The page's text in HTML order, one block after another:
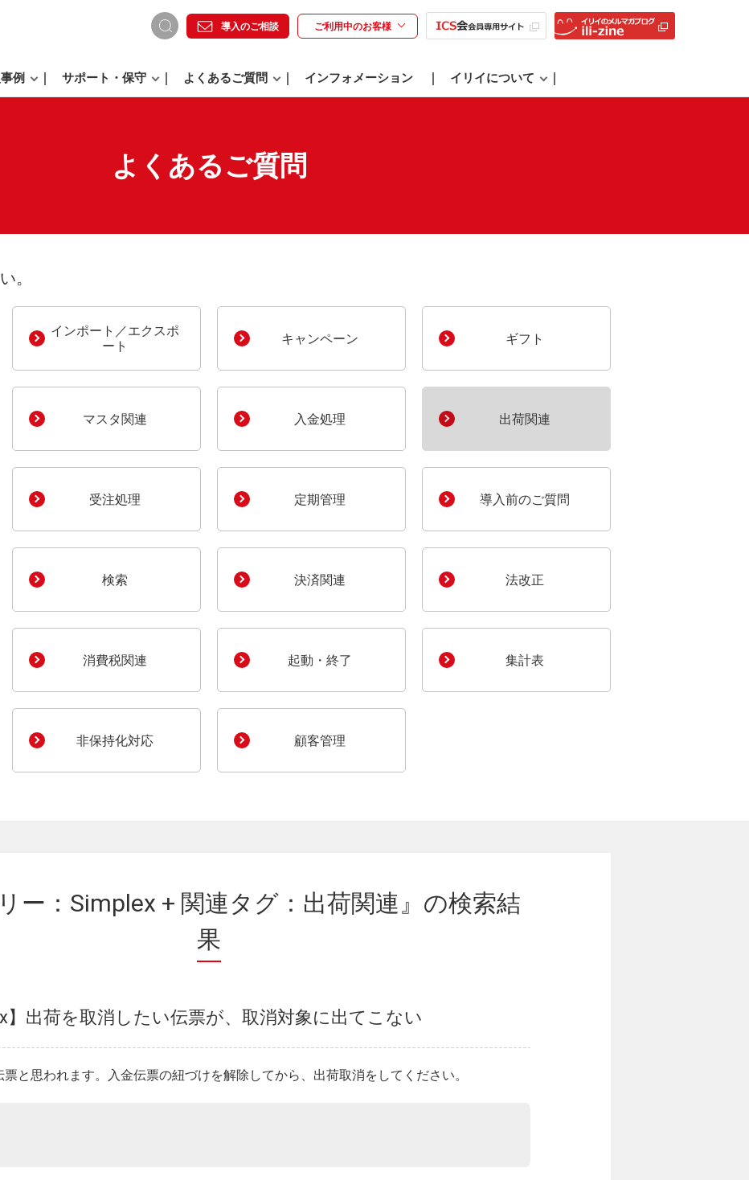
導入のご相談 ご利用中のお客様
例 サポート・保守 よくあるご質問 インフォメーション イリイについて
よくあるご質問
。
インポート／エクスポ
ート
キャンペーン ギフト
マスタ関連 入金処理 出荷関連
受注処理 定期管理 導入前のご質問
検索 決済関連 法改正
消費税関連 起動・終了 集計表
非保持化対応 顧客管理
ー：Simplex + 関連タグ：出荷関連』の検索結
果
】出荷を取消したい伝票が、取消対象に出てこない
票と思われます。入金伝票の紐づけを解除してから、出荷取消をしてください。